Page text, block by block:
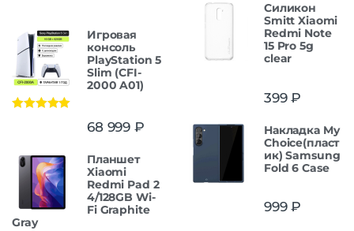
Игровая
консоль
PlayStation 5
Slim (CFI-
2000 A01)
68 999 ₽
Планшет
Xiaomi
Redmi Pad 2
4/128GB Wi-
Fi Graphite
Gray
Силикон
Smitt Xiaomi
Redmi Note
15 Pro 5g
clear
399₽
Накладка My
Choice(пласт
ик) Samsung
Fold 6 Case
999₽